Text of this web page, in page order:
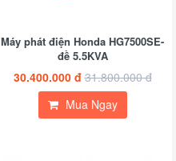
Máy phát điện Honda HG7500SE-
đề 5.5KVA
30.400.000 đ 31.800.000 đ
Mua Ngay